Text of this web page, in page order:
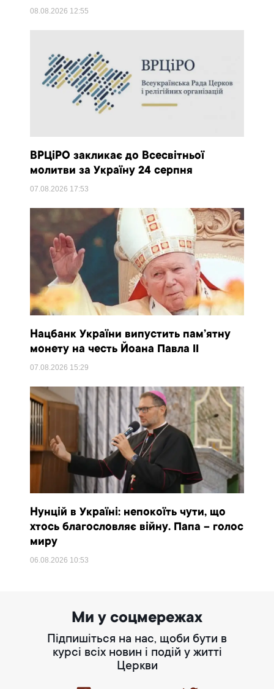
08.08.2026 12:55
ВРЦіРО закликає до Всесвітньої
молитви за Україну 24 серпня
07.08.2026 17:53
Нацбанк України випустить пам’ятну
монету на честь Йоана Павла II
07.08.2026 15:29
Нунцій в Україні: непокоїть чути, що
хтось благословляє війну. Папа – голос
миру
06.08.2026 10:53
Ми у соцмережах
Підпишіться на нас, щоби бути в
курсі всіх новин і подій у житті
Церкви